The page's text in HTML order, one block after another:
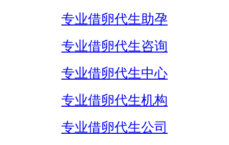
专业借卵代生助孕
专业借卵代生咨询
专业借卵代生中心
专业借卵代生机构
专业借卵代生公司